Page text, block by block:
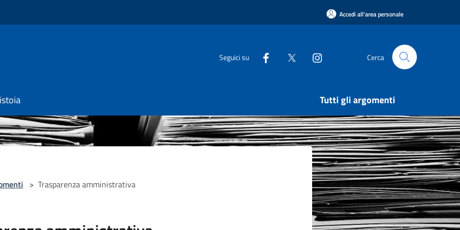
Accedi all'area personale
Seguici su Cerca
Tutti gli argomenti
> Trasparenza amministrativa